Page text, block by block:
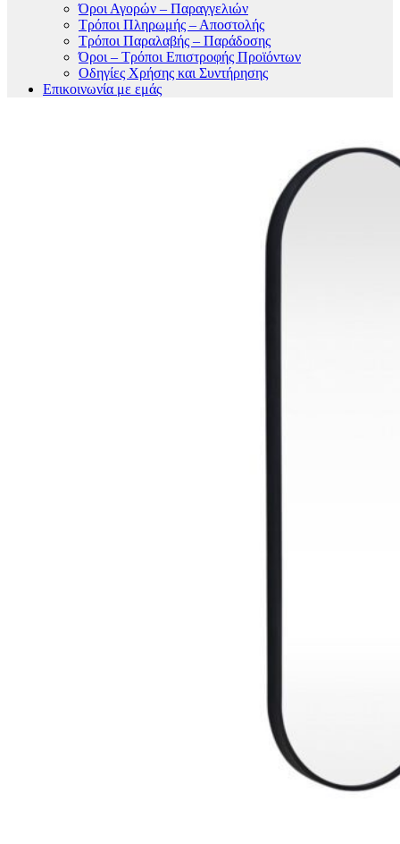
Όροι Αγορών – Παραγγελιών
Τρόποι Πληρωμής – Αποστολής
Τρόποι Παραλαβής – Παράδοσης
Όροι – Τρόποι Επιστροφής Προϊόντων
Οδηγίες Χρήσης και Συντήρησης
Επικοινωνία με εμάς